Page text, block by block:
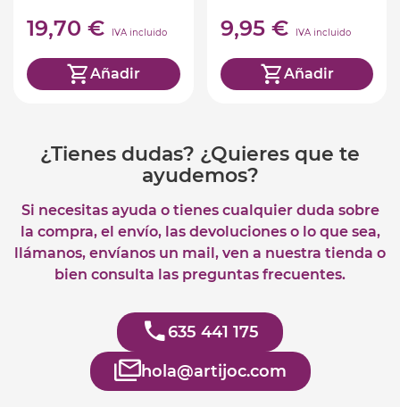
19,70 € IVA incluido
Añadir
9,95 € IVA incluido
Añadir
¿Tienes dudas? ¿Quieres que te
ayudemos?
Si necesitas ayuda o tienes cualquier duda sobre
la compra, el envío, las devoluciones o lo que sea,
llámanos, envíanos un mail, ven a nuestra tienda o
bien consulta las preguntas frecuentes.
635 441 175
hola@artijoc.com